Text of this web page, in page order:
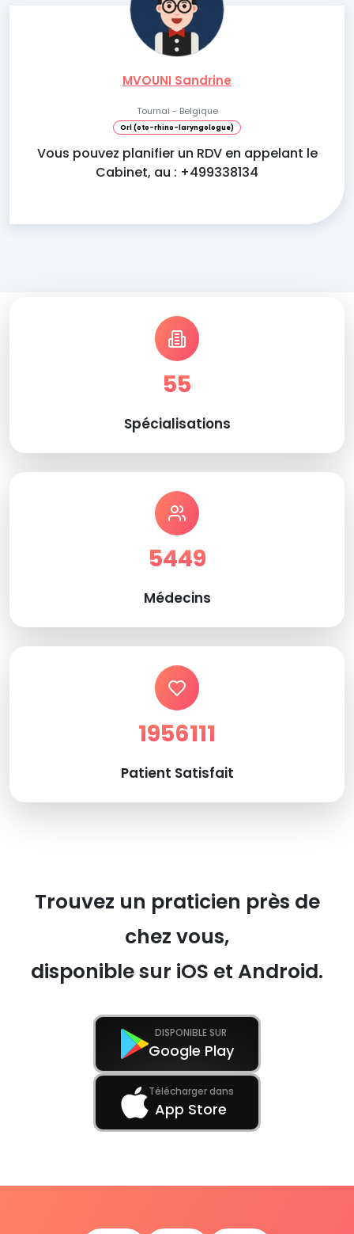
MVOUNI Sandrine
Tournai - Belgique
Orl (oto-rhino-laryngologue)
Vous pouvez planifier un RDV en appelant le
Cabinet, au : +499338134
55
Spécialisations
5449
Médecins
1956111
Patient Satisfait
Trouvez un praticien près de
chez vous,
disponible sur iOS et Android.
DISPONIBLE SUR
Google Play
Télécharger dans
App Store